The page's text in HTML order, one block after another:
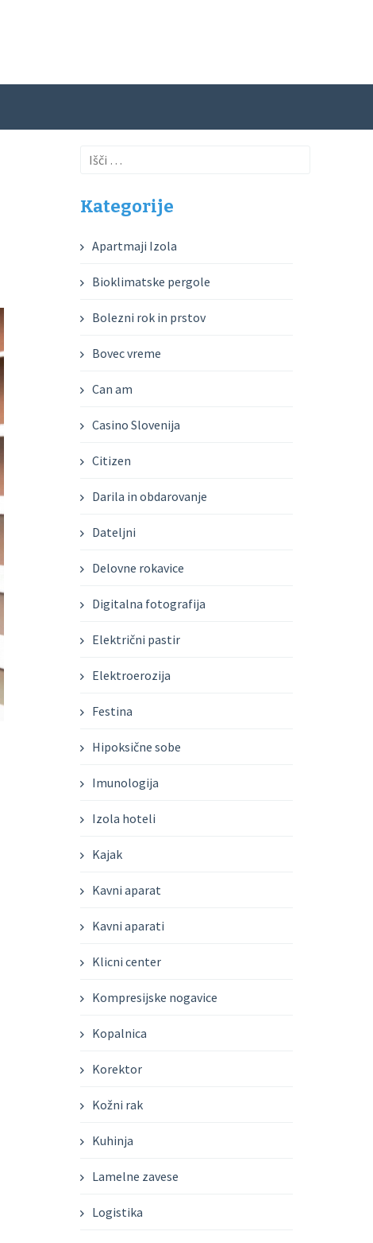
Išči:
Kategorije
Apartmaji Izola
Bioklimatske pergole
Bolezni rok in prstov
Bovec vreme
Can am
Casino Slovenija
Citizen
Darila in obdarovanje
Dateljni
Delovne rokavice
Digitalna fotografija
Električni pastir
Elektroerozija
Festina
Hipoksične sobe
Imunologija
Izola hoteli
Kajak
Kavni aparat
Kavni aparati
Klicni center
Kompresijske nogavice
Kopalnica
Korektor
Kožni rak
Kuhinja
Lamelne zavese
Logistika